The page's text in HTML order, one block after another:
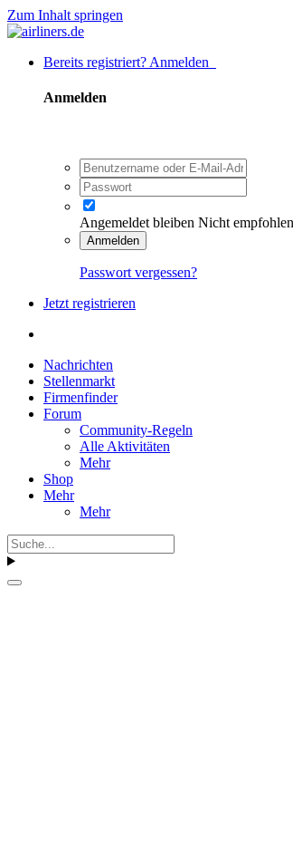
Zum Inhalt springen
Bereits registriert? Anmelden
Anmelden
Angemeldet bleiben Nicht
Anmelden
Passwort vergessen?
Jetzt registrieren
Nachrichten
Stellenmarkt
Firmenfinder
Forum
Community-Regeln
Alle Aktivitäten
Mehr
Shop
Mehr
Mehr